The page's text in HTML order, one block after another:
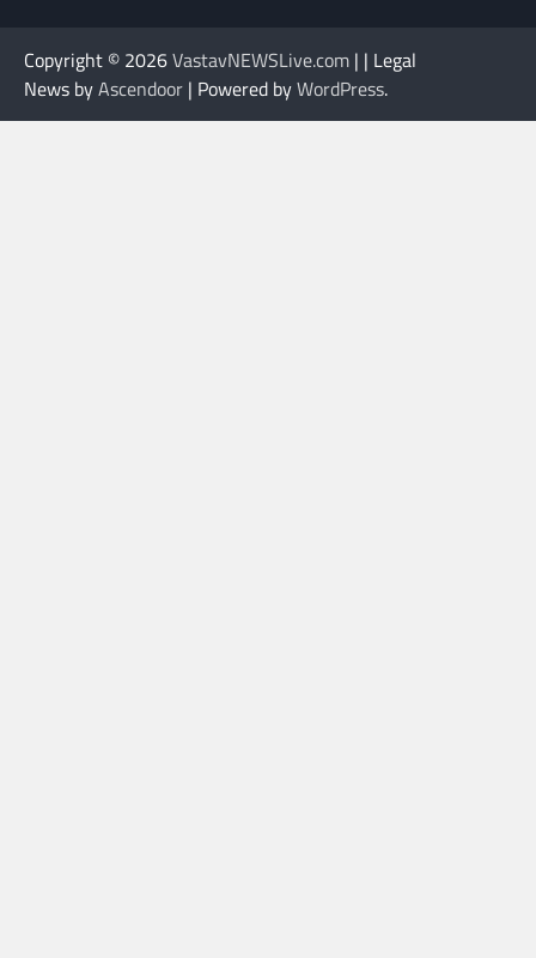
Copyright © 2026VastavNEWSLive.com | | Legal
News byAscendoor | Powered byWordPress.